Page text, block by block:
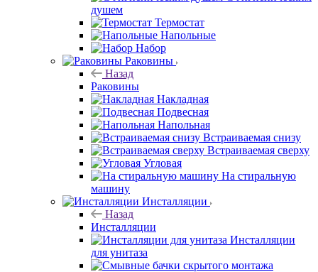
душем
Термостат
Напольные
Набор
Раковины
Назад
Раковины
Накладная
Подвесная
Напольная
Встраиваемая снизу
Встраиваемая сверху
Угловая
На стиральную
машину
Инсталляции
Назад
Инсталляции
Инсталляции
для унитаза